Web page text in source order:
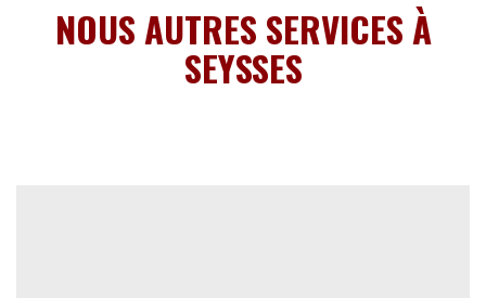
NOUS AUTRES SERVICES À
SEYSSES